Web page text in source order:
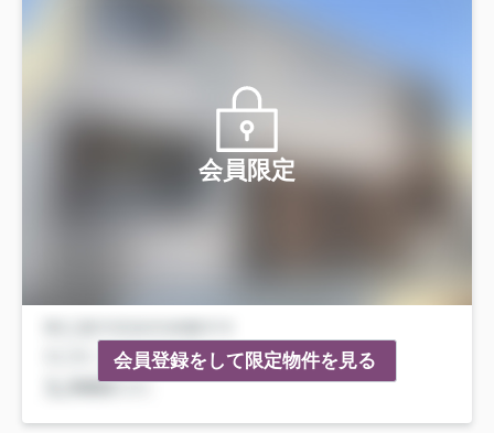
会員限定
会員登録をして限定物件を見る